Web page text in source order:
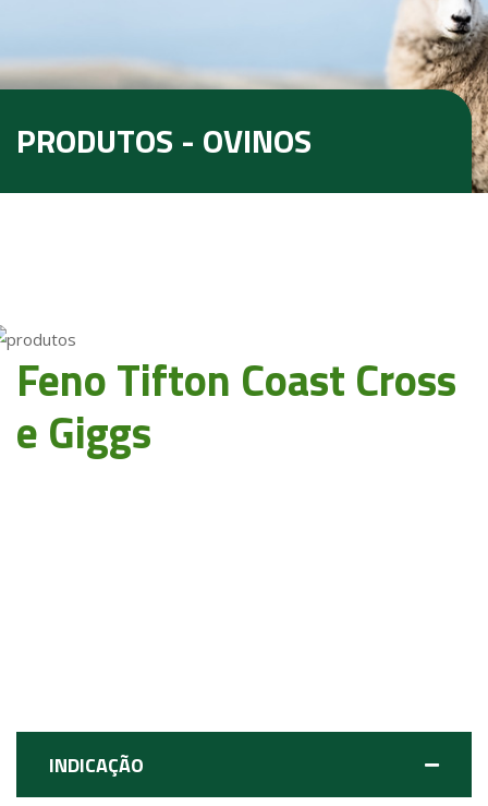
PRODUTOS - OVINOS
Feno Tifton Coast Cross
e Giggs
INDICAÇÃO